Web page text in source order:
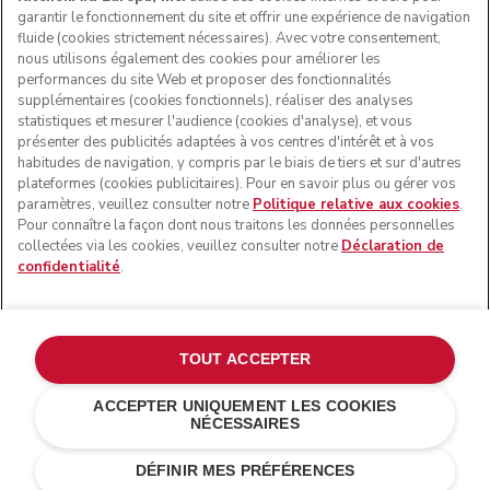
SUIVEZ-NOUS
forme du robot pâtissier multifonction sont des marques
commerciales aux États-Unis et ailleurs.
Gérer mes cookies
Politique de confidentialité
Politique en matière de cookies
Résolution des litiges en ligne
garantir le fonctionnement du site et offrir une expérience de navigation
fluide (cookies strictement nécessaires). Avec votre consentement,
nous utilisons également des cookies pour améliorer les
performances du site Web et proposer des fonctionnalités
supplémentaires (cookies fonctionnels), réaliser des analyses
statistiques et mesurer l'audience (cookies d'analyse), et vous
présenter des publicités adaptées à vos centres d'intérêt et à vos
habitudes de navigation, y compris par le biais de tiers et sur d'autres
plateformes (cookies publicitaires). Pour en savoir plus ou gérer vos
paramètres, veuillez consulter notre Politique relative aux cookies.
Pour connaître la façon dont nous traitons les données personnelles
collectées via les cookies, veuillez consulter notre Déclaration de
confidentialité.
DÉFINIR MES PRÉFÉRENCES
ACCEPTER UNIQUEMENT LES COOKIES
NÉCESSAIRES
TOUT ACCEPTER